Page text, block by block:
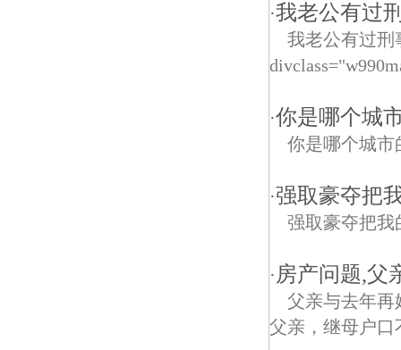
·我老公有过
我老公有过刑
·你是哪个城
你是哪个城市
·强取豪夺把
强取豪夺把我
· 房产问题,父
父亲与去年再
父亲，继母户口